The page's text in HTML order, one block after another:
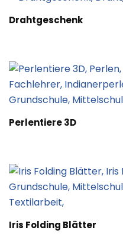
Drahtgeschenk
Perlentiere 3D
Iris Folding Blätter